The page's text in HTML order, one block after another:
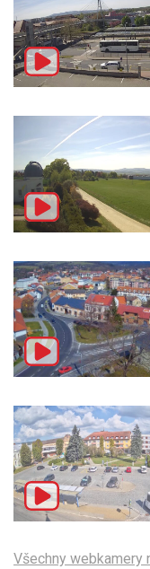
Všechny webkamery